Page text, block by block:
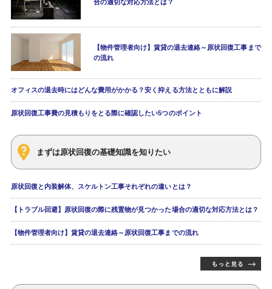
合の適切な対応方法とは？
【物件管理者向け】賃貸の退去連絡～原状回復工事まで
の流れ
オフィスの退去時にはどんな費用がかかる？安く抑える方法とともに解説
原状回復工事費の見積もりをとる際に確認したい5つのポイント
まずは原状回復の基礎知識を知りたい
原状回復と内装解体、スケルトン工事それぞれの違いとは？
【トラブル回避】原状回復の際に残置物が見つかった場合の適切な対応方法とは？
【物件管理者向け】賃貸の退去連絡～原状回復工事までの流れ